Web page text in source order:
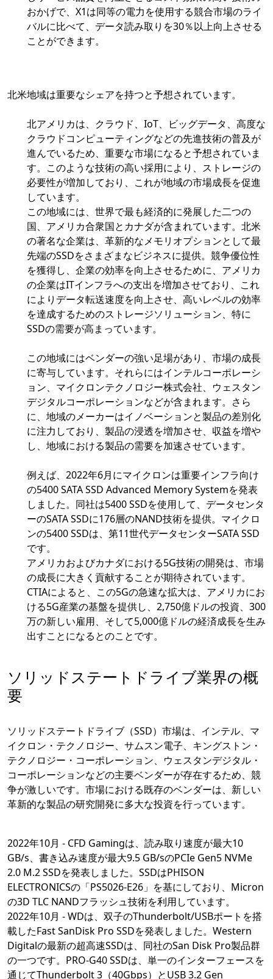
おかげで、X1は同等の電力を使用する競合市場のライ
バルに比べて、データ読み取りを30％以上向上させる
ことができます。
北米地域は重要なシェアを持つと予想されています。
北アメリカは、クラウド、IoT、ビッグデータ、高度な
クラウドコンピューティングなどの先進技術の普及が
進んでいるため、重要な市場になると予想されていま
す。このような技術の高い採用により、ストレージの
必要性が増加しており、これが地域の市場成長を促進
しています。
この地域には、世界で最も経済的に発展した二つの
国、アメリカ合衆国とカナダが含まれています。北米
の著名な企業は、革新的なメモリオプションとして最
先端のSSDをさまざまなビジネスに提供。競争優位性
を獲得し、企業の効率を向上させるために、アメリカ
の企業はITインフラへの支出を増加させており、これ
によりデータ転送速度を向上させ、高いレベルの効率
を達成するためのストレージソリューション、特に
SSDの需要が高まっています。
この地域にはベンダーの強い足場があり、市場の成長
に寄与しています。それらにはインテルコーポレーシ
ョン、マイクロンテクノロジー株式会社、ウェスタン
デジタルコーポレーションなどが含まれます。さら
に、地域のメーカーはイノベーションと製品の差別化
に注力しており、製品の浸透を増加させ、収益を増や
し、地域における製品の需要を加速させています。
例えば、2022年6月にマイクロンは重要インフラ向け
の5400 SATA SSD Advanced Memory Systemを発表
しました。同社は5400 SSDを使用して、データセンタ
ーのSATA SSDに176層のNAND技術を提供。マイクロ
ンの5400 SSDは、第11世代データセンターSATA SSD
です。
アメリカおよびカナダにおける5G技術の開発は、市場
の成長に大きく貢献することが期待されています。
CTIAによると、この5Gの急速な拡大は、アメリカにお
ける5G産業の基盤を提供し、2,750億ドルの投資、300
万の新しい雇用、そして5,000億ドルの経済成長を生み
出すことになるとのことです。
ソリッドステートドライブ業界の概
要
ソリッドステートドライブ（SSD）市場は、インテル、マ
イクロン・テクノロジー、サムスン電子、キングストン・
テクノロジー・コーポレーション、ウェスタンデジタル・
コーポレーションなどの主要ベンダーが存在するため、競
争が激しいです。市場における既存のベンダーは、新しい
革新的な製品の研究開発に多大な投資を行っています。
2022年10月 - CFD Gamingは、読み取り速度が最大10
GB/s、書き込み速度が最大9.5 GB/sのPCIe Gen5 NVMe
2.0 M.2 SSDを発表しました。SSDはPHISON
ELECTRONICSの「PS5026-E26」を基にしており、Micron
の3D TLC NANDフラッシュ技術を利用しています。
2022年10月 - WDは、双子のThunderbolt/USBポートを搭
載したFast SanDisk Pro SSDを発表しました。Western
Digitalの最新の超高速SSDは、同社のSan Disk Pro製品群
の一つです。PRO-G40 SSDは、単一のインターフェースを
通じてThunderbolt 3（40Gbps）とUSB 3.2 Gen